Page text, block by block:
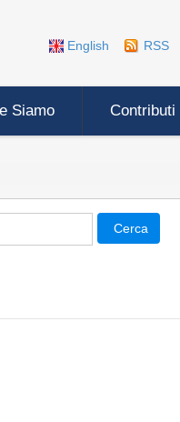
English RSS
Siamo Contributi
Cerca